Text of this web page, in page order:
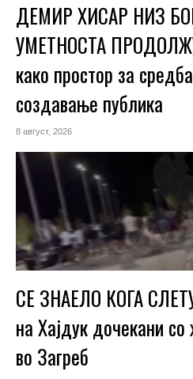
ДЕМИР ХИСАР НИЗ
УМЕТНОСТА
како простор за
создавање публика
8 август, 2026
СЕ ЗНАЕЛО КОГА
на Хајдук дочекани
во Загреб